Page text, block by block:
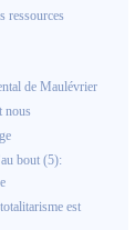
ressources
de Maulévrier
nous
bout (5):
est